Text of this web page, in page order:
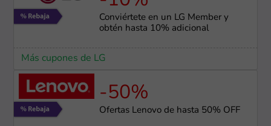
Conviértete en un LG Member y
obtén hasta 10% adicional
Más cupones de LG
-50%
Ofertas Lenovo de hasta 50% OFF